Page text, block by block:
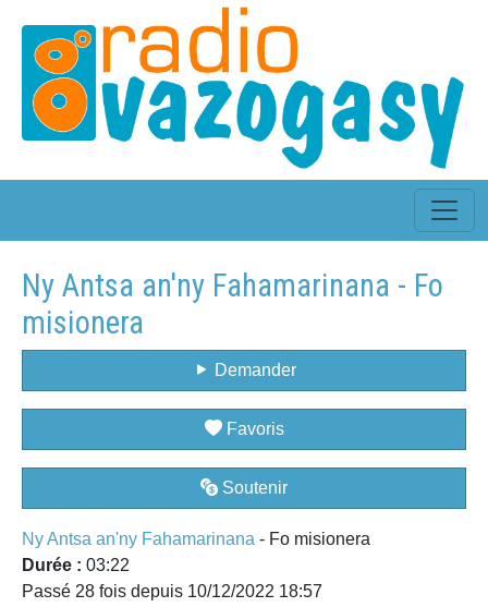
Ny Antsa an'ny Fahamarinana - Fo
misionera
Demander
Favoris
Soutenir
Ny Antsa an'ny Fahamarinana - Fo misionera
Durée : 03:22
Passé 28 fois depuis 10/12/2022 18:57